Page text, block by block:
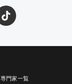
門家一覧